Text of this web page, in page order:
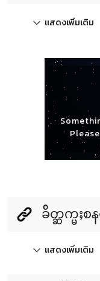
แสดงเพิ่มเติม
ခ်ိတ္ဆက္မႈစ
แสดงเพิ่มเติม